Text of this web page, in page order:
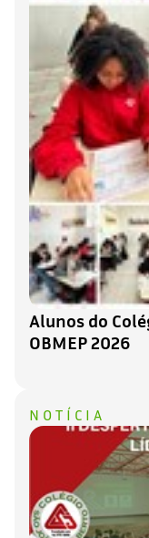
Alunos do
OBMEP 2026
NOTÍCIA